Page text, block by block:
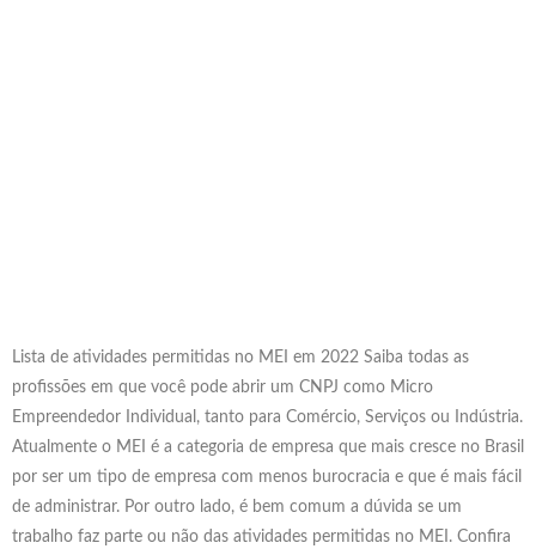
Lista de atividades permitidas no MEI em 2022 Saiba todas as
profissões em que você pode abrir um CNPJ como Micro
Empreendedor Individual, tanto para Comércio, Serviços ou Indústria.
Atualmente o MEI é a categoria de empresa que mais cresce no Brasil
por ser um tipo de empresa com menos burocracia e que é mais fácil
de administrar. Por outro lado, é bem comum a dúvida se um
trabalho faz parte ou não das atividades permitidas no MEI. Confira